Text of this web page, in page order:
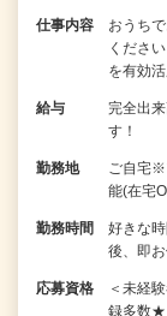
仕事内容
おうち
くださ
を有効
給与
完全出
す！
勤務地
ご自宅※
能(在宅
勤務時間
好きな
後、即
応募資格
＜未経
録多数★